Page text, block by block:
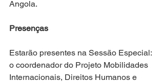
Angola.
Presenças
Estarão presentes na Sessão Especial:
o coordenador do Projeto Mobilidades
Internacionais, Direitos Humanos e